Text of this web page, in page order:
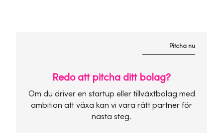
Pitcha nu
Redo att pitcha ditt bolag?
Om du driver en startup eller tillväxtbolag med
ambition att växa kan vi vara rätt partner för
nästa steg.